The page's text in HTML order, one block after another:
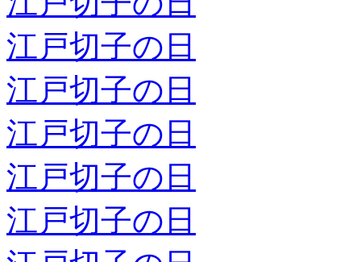
江戸切子の日
江戸切子の日
江戸切子の日
江戸切子の日
江戸切子の日